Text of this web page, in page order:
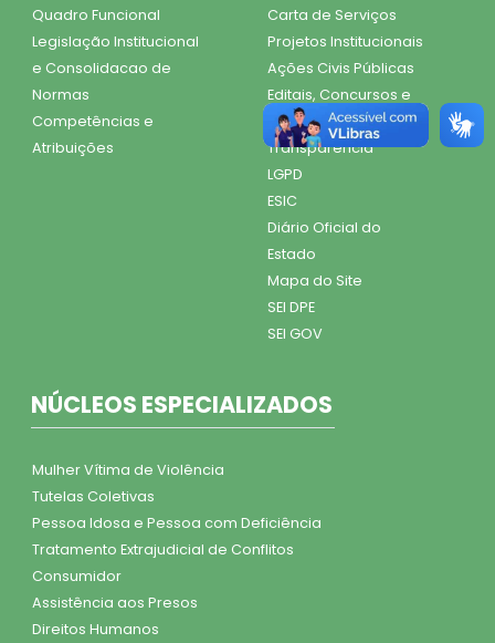
Quadro Funcional
Legislação Institucional
e Consolidacao de
Normas
Competências e
Atribuições
Carta de Serviços
Projetos Institucionais
Ações Civis Públicas
Editais, Concursos e
Seleções
Transparência
LGPD
ESIC
Diário Oficial do
Estado
Mapa do Site
SEI DPE
SEI GOV
NÚCLEOS ESPECIALIZADOS
Mulher Vítima de Violência
Tutelas Coletivas
Pessoa Idosa e Pessoa com Deficiência
Tratamento Extrajudicial de Conflitos
Consumidor
Assistência aos Presos
Direitos Humanos